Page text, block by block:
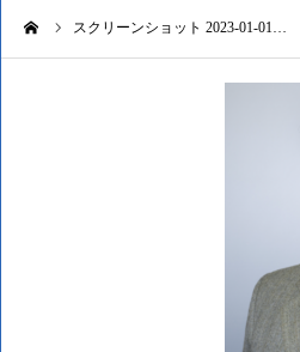
スクリーンショット 2023-01-01…
情報公開